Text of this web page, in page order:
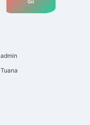
admin
Tuana